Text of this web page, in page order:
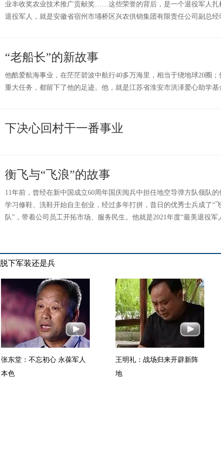
业丰收奖农业技术推广贡献奖……这些荣誉的背后，是一个退役军人扎
退役军人，就是安徽省宿州市埇桥区兴农供销集团有限责任公司副总经
“老船长”的新故事
他酷爱航海事业，在茫茫碧波中航行40多万海里，相当于绕地球20圈
重大任务，都留下了他的足迹。他，就是江苏省淮安市洪泽爱心助学
下决心回村干一番事业
衡飞与“飞浪”的故事
11年前，曾经在新中国成立60周年国庆阅兵中担任地空导弹方队领队
学习修鞋、洗鞋开始自主创业，经过多年打拼，昔日的优秀士兵成了“
队”，带着公司员工开拓市场、服务民生。他就是2021年度“最美退役军
脱下军装还是兵
张东堂：不忘初心 永葆军人
本色
王明礼：战场归来开辟新阵
地